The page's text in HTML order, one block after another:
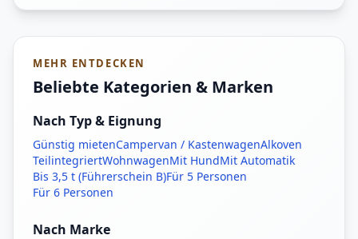
MEHR ENTDECKEN
Beliebte Kategorien & Marken
Nach Typ & Eignung
Günstig mietenCampervan / KastenwagenAlkoven
TeilintegriertWohnwagenMit HundMit Automatik
Bis 3,5 t (Führerschein B)Für 5 Personen
Für 6 Personen
Nach Marke